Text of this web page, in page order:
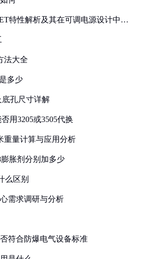
特性解析及其在可调电源设计中的
法大全
多少
底孔尺寸详解
用3205或3505代换
重量计算与应用分析
胀剂分别加多少
么区别
需求调研与分析
符合防爆电气设备标准